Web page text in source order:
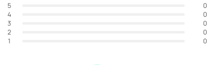
5
0
4
0
3
0
2
0
1
0